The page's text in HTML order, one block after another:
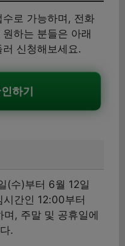
로 가능하며, 전화
하는 분들은 아래
신청해보세요.
하기
(수)부터 6월 12일
간인 12:00부터
, 주말 및 공휴일에
.